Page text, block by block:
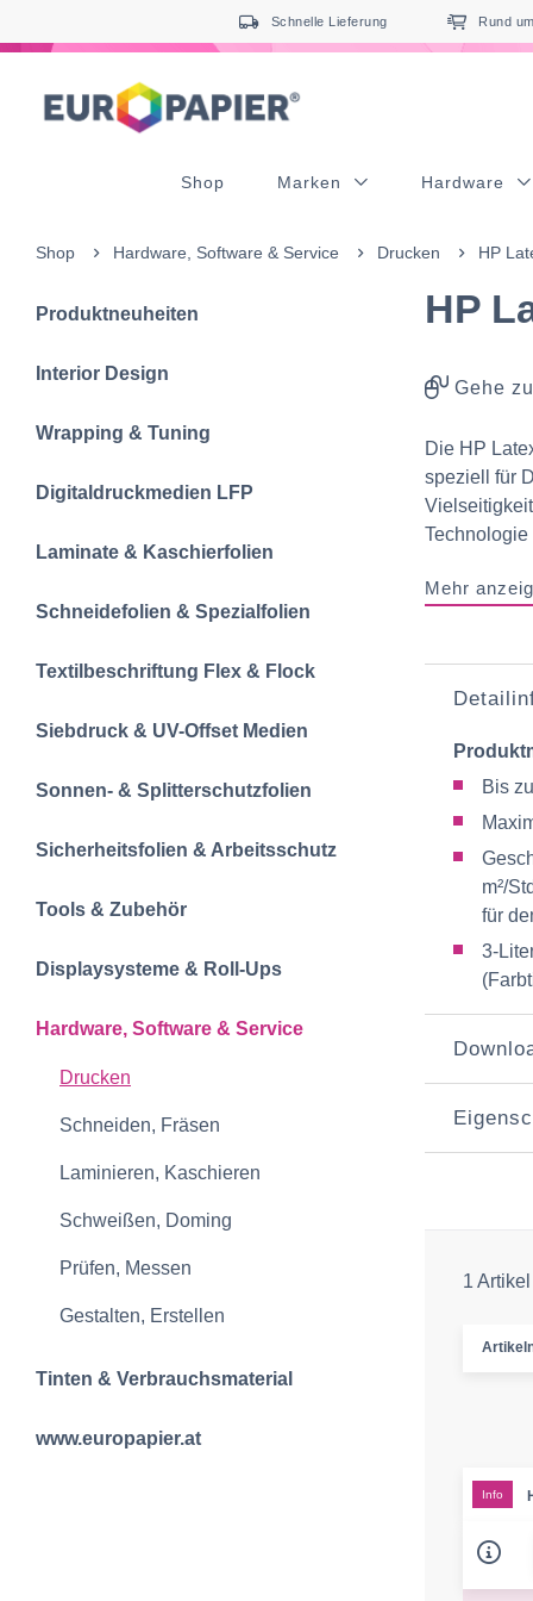
Schnelle Lieferung Rund
Shop Marken Hardware
Shop Hardware, Software & Service Drucken HP
Produktneuheiten
Interior Design
Wrapping & Tuning
Digitaldruckmedien LFP
Laminate & Kaschierfolien
Schneidefolien &‍ Spezialfolien
Textilbeschriftun‍g‍ Flex & Flock
Siebdruck & UV-Offset Medien
Sonnen- & Splitterschutzfolien
Sicherheitsfolien & Arbeitsschutz
Tools & Zubehör
Displaysysteme & Roll-Ups
Hardware, Software & Service
Drucken
Schneiden, Fräsen
Laminieren, Kaschieren
Schweißen, Doming
Prüfen, Messen
Gestalten, Erstellen
Tinten & Verbrauchsmaterial
www.europapier.at
HP
Gehe
Die HP
speziell für
Mehr
Bis
m²/
für
3-
1 Artikel
Info